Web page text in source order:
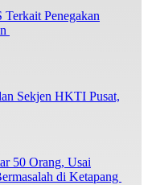
Penegakan
Sekjen HKTI Pusat,
50 Orang, Usai
di Ketapang